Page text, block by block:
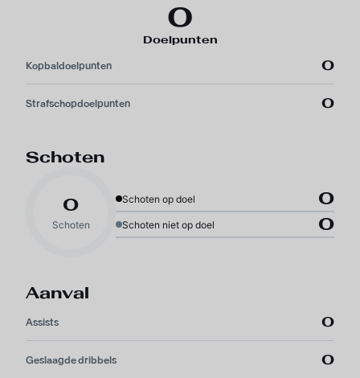
0
Doelpunten
Kopbaldoelpunten 0
Strafschopdoelpunten 0
Schoten
0
Schoten
Schoten op doel 0
Schoten niet op doel 0
Aanval
Assists 0
Geslaagde dribbels 0